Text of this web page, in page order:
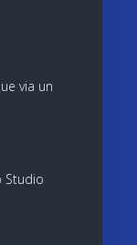
via un
Studio